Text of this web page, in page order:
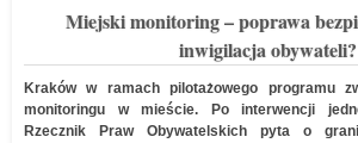
Miejski monitoring – poprawa
inwigilacja obywateli?
Kraków w ramach pilotażowego programu
monitoringu w mieście. Po interwencji
Rzecznik Praw Obywatelskich pyta o